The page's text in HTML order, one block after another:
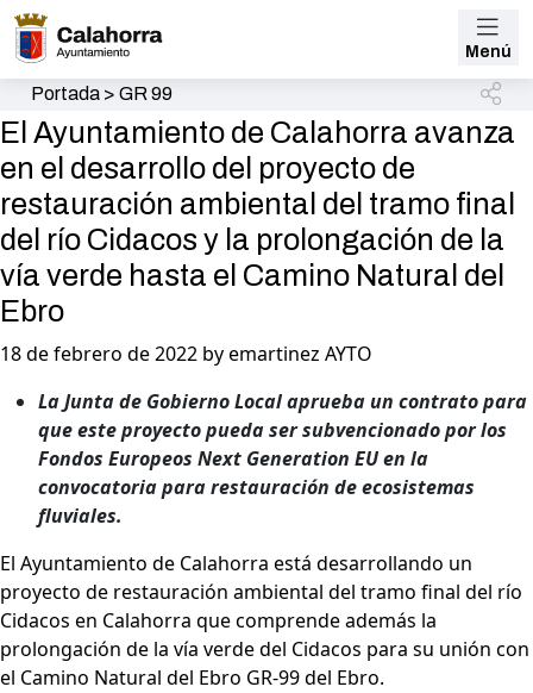
Menú
Portada> GR 99
El Ayuntamiento de Calahorra avanza
en el desarrollo del proyecto de
restauración ambiental del tramo final
del río Cidacos y la prolongación de la
vía verde hasta el Camino Natural del
Ebro
18 de febrero de 2022 by emartinez AYTO
La Junta de Gobierno Local aprueba un contrato para
que este proyecto pueda ser subvencionado por los
Fondos Europeos Next Generation EU en la
convocatoria para restauración de ecosistemas
fluviales.
El Ayuntamiento de Calahorra está desarrollando un
proyecto de restauración ambiental del tramo final del río
Cidacos en Calahorra que comprende además la
prolongación de la vía verde del Cidacos para su unión con
el Camino Natural del Ebro GR-99 del Ebro.